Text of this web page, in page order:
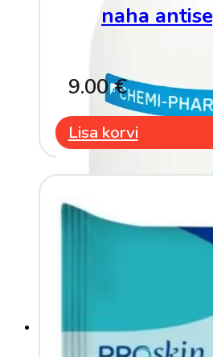
naha
9.00€
Lisa korvi